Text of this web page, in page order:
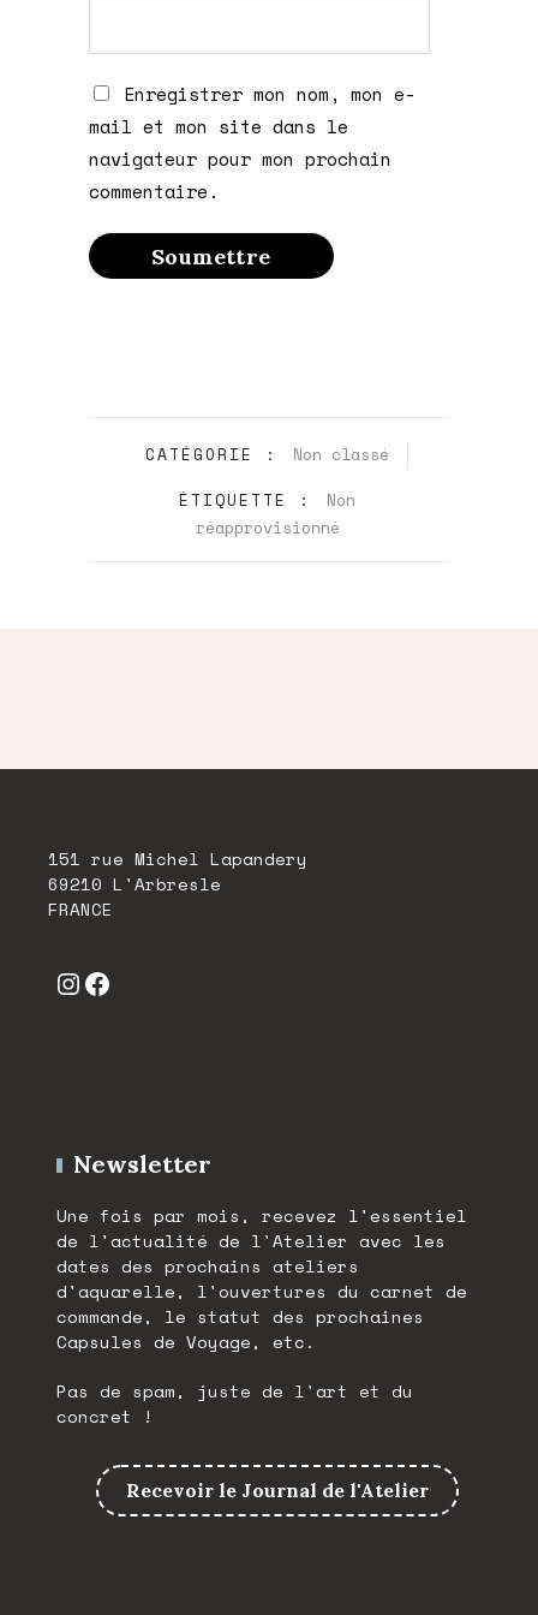
Enregistrer mon nom, mon e-
mail et mon site dans le
navigateur pour mon prochain
commentaire.
CATÉGORIE :
Non classé
ÉTIQUETTE :
Non
réapprovisionné
151 rue Michel Lapandery
69210 L'Arbresle
FRANCE
Instagram Facebook
Newsletter
Une fois par mois, recevez l'essentiel
de l'actualité de l'Atelier avec les
dates des prochains ateliers
d'aquarelle, l'ouvertures du carnet de
commande, le statut des prochaines
Capsules de Voyage, etc.
Pas de spam, juste de l'art et du
concret !
Recevoir le Journal de l'Atelier